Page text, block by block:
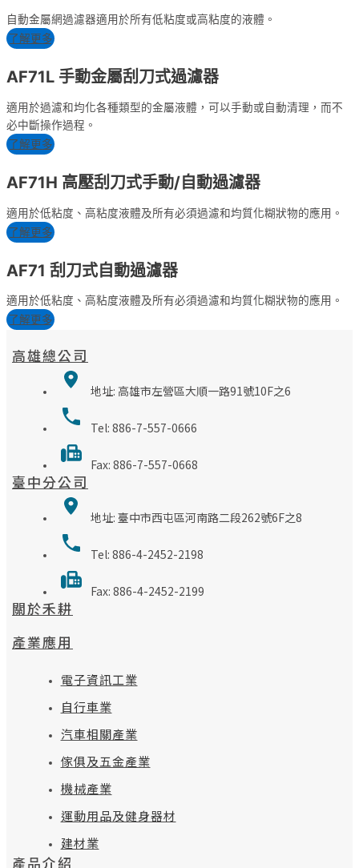
自動金屬網過濾器適用於所有低粘度或高粘度的液體。
了解更多
AF71L 手動金屬刮刀式過濾器
適用於過濾和均化各種類型的金屬液體，可以手動或自動清理，而不
必中斷操作過程。
了解更多
AF71H 高壓刮刀式手動/自動過濾器
適用於低粘度、高粘度液體及所有必須過濾和均質化糊狀物的應用。
了解更多
AF71 刮刀式自動過濾器
適用於低粘度、高粘度液體及所有必須過濾和均質化糊狀物的應用。
了解更多
高雄總公司
地址: 高雄市左營區大順一路91號10F之6
Tel: 886-7-557-0666
Fax: 886-7-557-0668
臺中分公司
地址: 臺中市西屯區河南路二段262號6F之8
Tel: 886-4-2452-2198
Fax: 886-4-2452-2199
關於禾耕
產業應用
電子資訊工業
自行車業
汽車相關產業
傢俱及五金產業
機械產業
運動用品及健身器材
建材業
產品介紹